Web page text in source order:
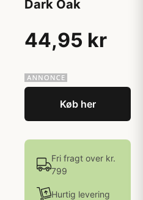
Dark Oak
44,95 kr
Køb her
Fri fragt over kr.
799
Hurtig levering